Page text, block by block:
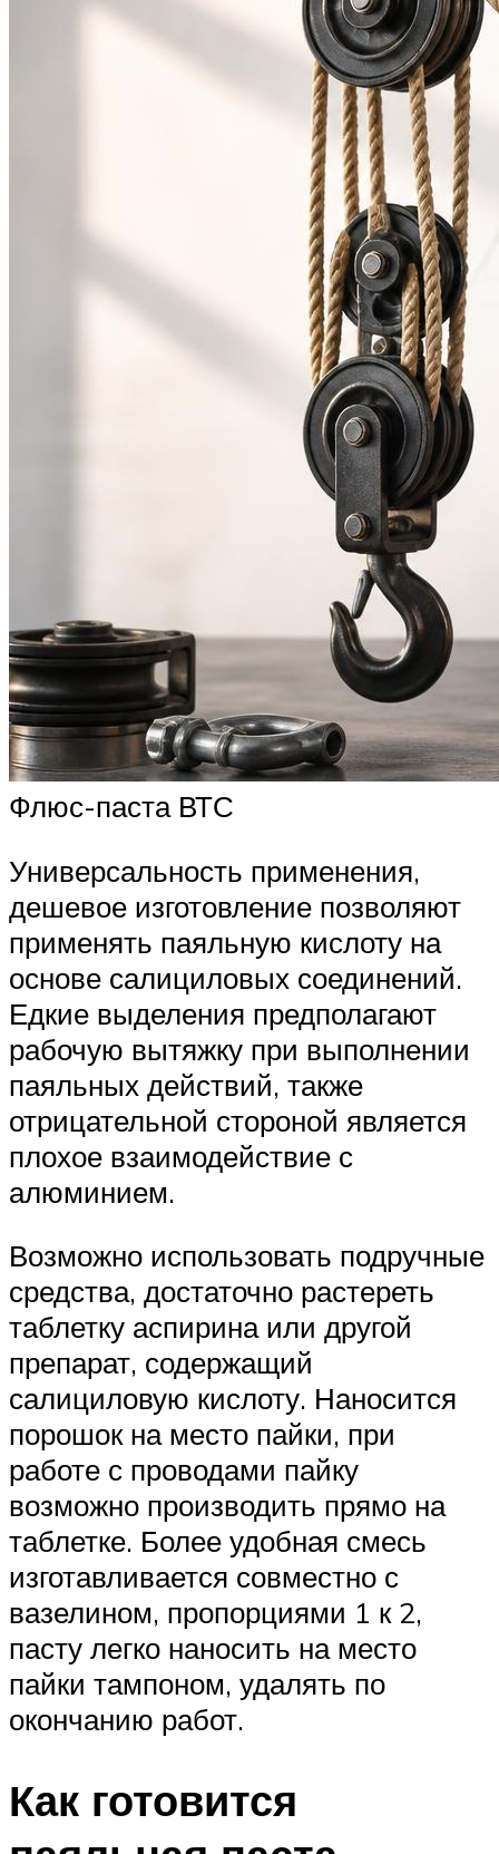
Флюс-паста ВТС
Универсальность применения,
дешевое изготовление позволяют
применять паяльную кислоту на
основе салициловых соединений.
Едкие выделения предполагают
рабочую вытяжку при выполнении
паяльных действий, также
отрицательной стороной является
плохое взаимодействие с
алюминием.
Возможно использовать подручные
средства, достаточно растереть
таблетку аспирина или другой
препарат, содержащий
салициловую кислоту. Наносится
порошок на место пайки, при
работе с проводами пайку
возможно производить прямо на
таблетке. Более удобная смесь
изготавливается совместно с
вазелином, пропорциями 1 к 2,
пасту легко наносить на место
пайки тампоном, удалять по
окончанию работ.
Как готовится